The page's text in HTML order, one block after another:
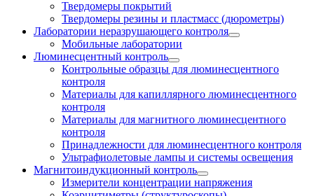
Твердомеры покрытий
Твердомеры резины и пластмасс (дюрометры)
Лаборатории неразрушающего контроля
Мобильные лаборатории
Люминесцентный контроль
Контрольные образцы для люминесцентного
контроля
Материалы для капиллярного люминесцентного
контроля
Материалы для магнитного люминесцентного
контроля
Принадлежности для люминесцентного контроля
Ультрафиолетовые лампы и системы освещения
Магнитоиндукционный контроль
Измерители концентрации напряжения